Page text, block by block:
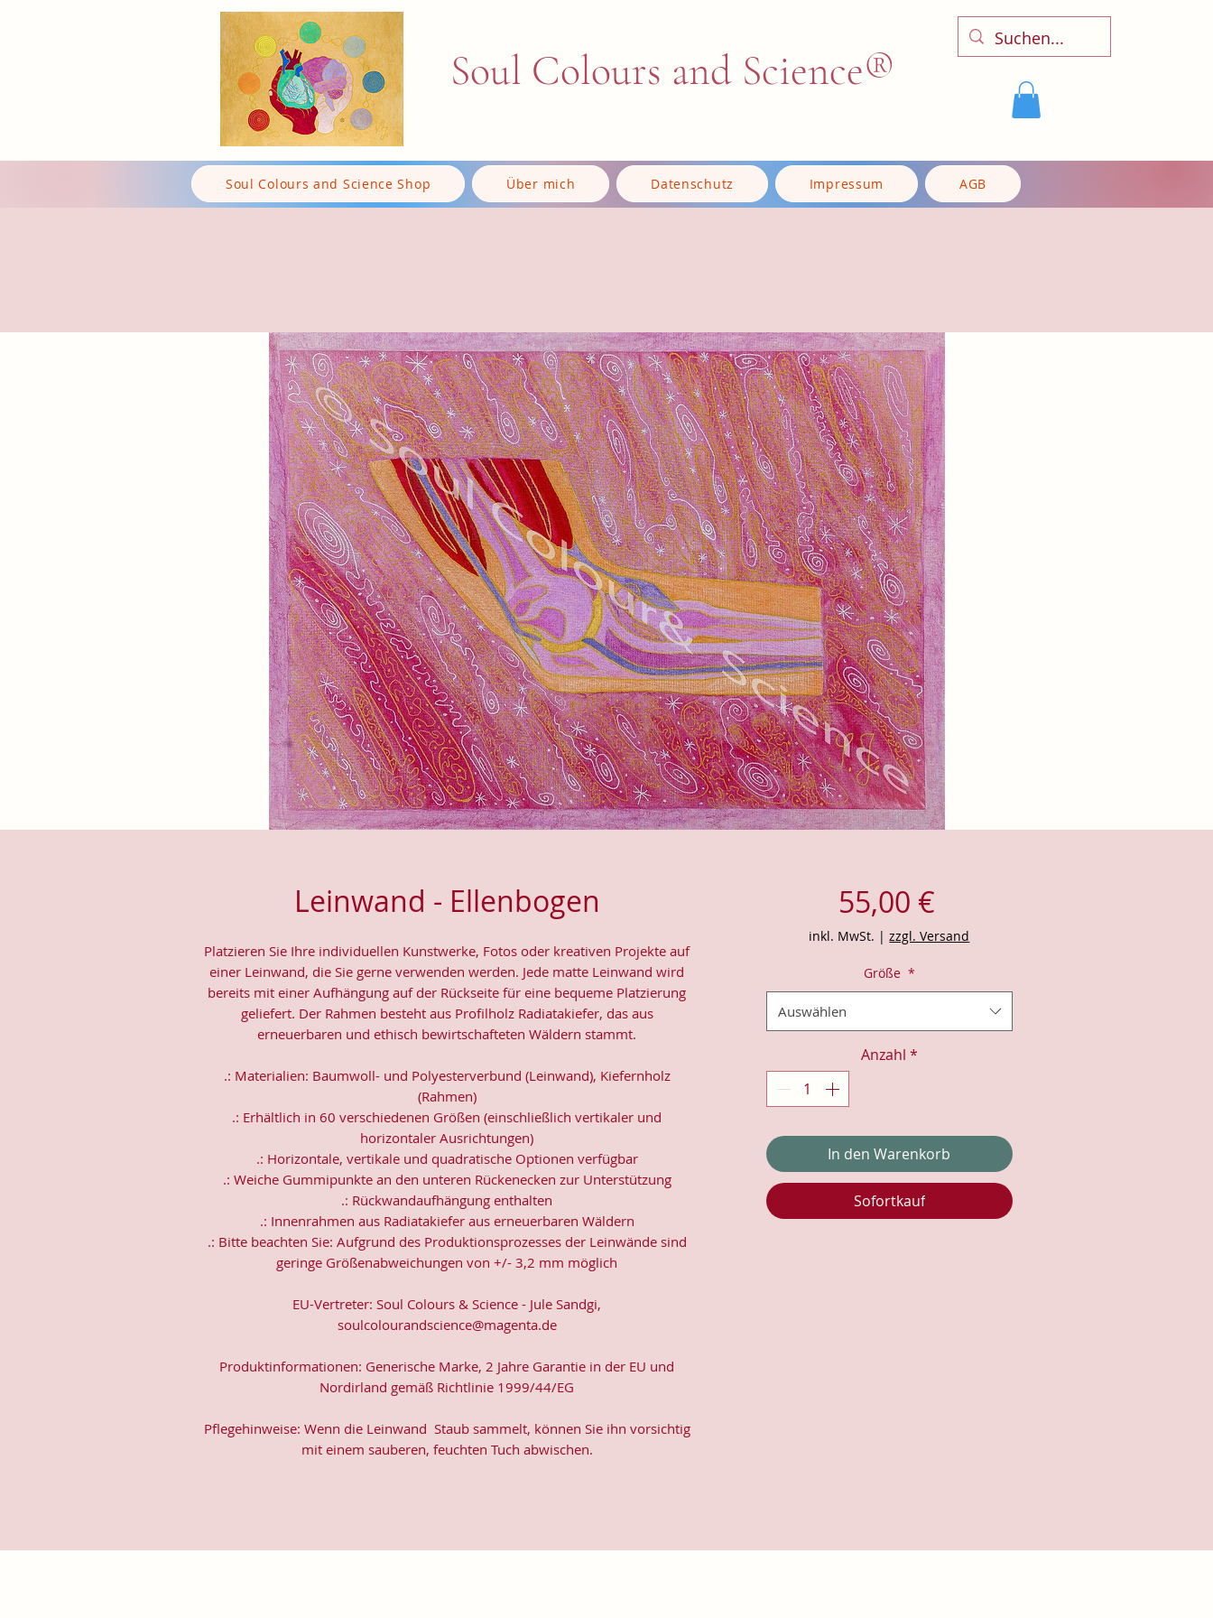
Soul Colours and Science®
Soul Colours and Science Shop Über mich Datenschutz Impressum AGB
Leinwand - Ellenbogen
Platzieren Sie Ihre individuellen Kunstwerke, Fotos oder kreativen Projekte auf
einer Leinwand, die Sie gerne verwenden werden. Jede matte Leinwand wird
bereits mit einer Aufhängung auf der Rückseite für eine bequeme Platzierung
geliefert. Der Rahmen besteht aus Profilholz Radiatakiefer, das aus
erneuerbaren und ethisch bewirtschafteten Wäldern stammt.
.: Materialien: Baumwoll- und Polyesterverbund (Leinwand), Kiefernholz
(Rahmen)
.: Erhältlich in 60 verschiedenen Größen (einschließlich vertikaler und
horizontaler Ausrichtungen)
.: Horizontale, vertikale und quadratische Optionen verfügbar
.: Weiche Gummipunkte an den unteren Rückenecken zur Unterstützung
.: Rückwandaufhängung enthalten
.: Innenrahmen aus Radiatakiefer aus erneuerbaren Wäldern
.: Bitte beachten Sie: Aufgrund des Produktionsprozesses der Leinwände sind
geringe Größenabweichungen von +/- 3,2 mm möglich
EU-Vertreter: Soul Colours & Science - Jule Sandgi,
soulcolourandscience@magenta.de
Produktinformationen: Generische Marke, 2 Jahre Garantie in der EU und
Nordirland gemäß Richtlinie 1999/44/EG
Pflegehinweise: Wenn die Leinwand Staub sammelt, können Sie ihn vorsichtig
mit einem sauberen, feuchten Tuch abwischen.
55,00 €
inkl. MwSt. |zzgl. Versand
Größe *
Auswählen
Anzahl *
In den Warenkorb
Sofortkauf